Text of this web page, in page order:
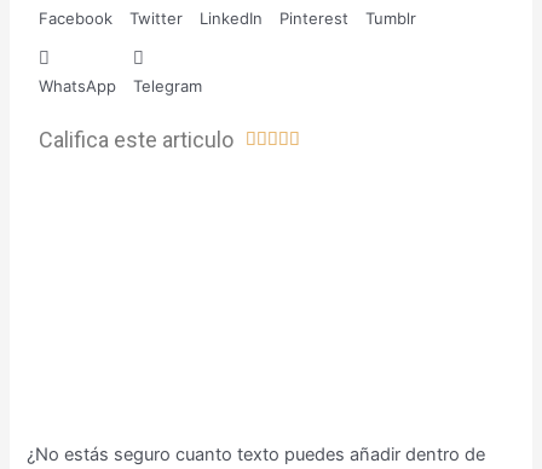
Facebook Twitter LinkedIn Pinterest Tumblr
WhatsApp Telegram
Califica este articulo     
¿No estás seguro cuanto texto puedes añadir dentro de